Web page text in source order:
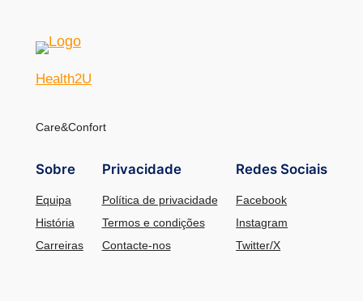
Health2U
Care&Confort
Sobre
Equipa
História
Carreiras
Privacidade
Política de privacidade
Termos e condições
Contacte-nos
Redes Sociais
Facebook
Instagram
Twitter/X